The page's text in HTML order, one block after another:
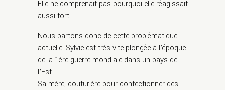
Elle ne comprenait pas pourquoi elle réagissait
aussi fort.
Nous partons donc de cette problématique
actuelle. Sylvie est très vite plongée à l’époque
de la 1ère guerre mondiale dans un pays de
l’Est.
Sa mère, couturière pour confectionner des